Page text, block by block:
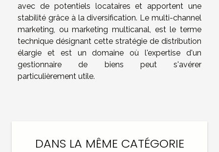
avec de potentiels locataires et apportent une
stabilité grâce à la diversification. Le multi-channel
marketing, ou marketing multicanal, est le terme
technique désignant cette stratégie de distribution
élargie et est un domaine où l'expertise d'un
gestionnaire de biens peut s'avérer
particulièrement utile.
DANS LA MÊME CATÉGORIE